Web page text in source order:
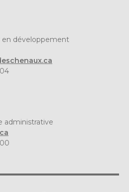
en développement
administrative